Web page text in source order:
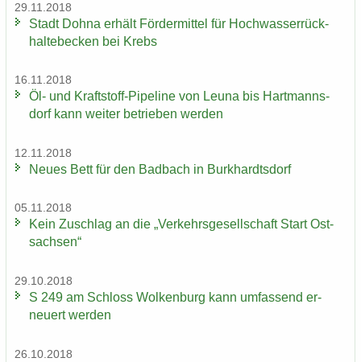
29.11.2018
Stadt Dohna er­hält För­der­mit­tel für Hoch­was­ser­rück­
hal­te­be­cken bei Krebs
16.11.2018
Öl- und Kraftstoff-​Pipeline von Leuna bis Hart­manns­
dorf kann wei­ter be­trie­ben wer­den
12.11.2018
Neues Bett für den Bad­bach in Burk­hardts­dorf
05.11.2018
Kein Zu­schlag an die „Ver­kehrs­ge­sell­schaft Start Ost­
sach­sen“
29.10.2018
S 249 am Schloss Wol­ken­burg kann um­fas­send er­
neu­ert wer­den
26.10.2018